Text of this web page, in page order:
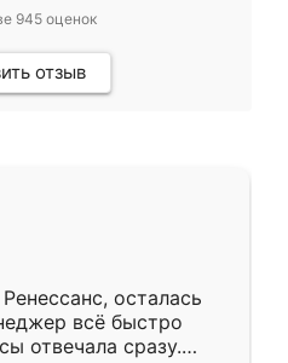
945оценок
отзыв
осталась
всё быстро
отвечала сразу.